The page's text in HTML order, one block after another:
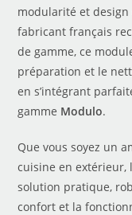
modularité et
fabricant français
de gamme, ce
préparation et le
en s’intégrant
gamme Modulo.
Que vous soyez un
cuisine en extérieur,
solution pratique,
confort et la